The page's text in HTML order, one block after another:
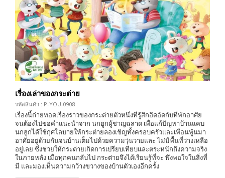
เรื่องเล่าของกระต่าย
รหัสสินค้า : P-YOU-0908
เรื่องนี้ถ่ายทอดเรื่องราวของกระต่ายตัวหนึ่งที่รู้สึกอึดอัดกับที่พักอาศัย
จนต้องไปขอคำแนะนำจาก นกฮูกผู้ชาญฉลาด เพื่อแก้ปัญหาบ้านแคบ
นกฮูกได้ใช้กุศโลบายให้กระต่ายลองเชิญทั้งครอบครัวและเพื่อนพู้นมา
อาศัยอยู่ด้วยกันจนบ้านเต็มไปด้วยความวุ่นวายและ ไม่มีพื้นที่ว่างเหลือ
อยู่เลย ซึ่งช่วยให้กระต่ายเกิดการเปรียบเทียบและตระหนักถึงความจริง
ในภายหลัง เมื่อทุกคนกลับไป กระต่ายจึงได้เรียนรู้ที่จะ พึงพอใจในสิ่งที่
มี และมองเห็นความกว้างขวางของบ้านตัวเองอีกครั้ง